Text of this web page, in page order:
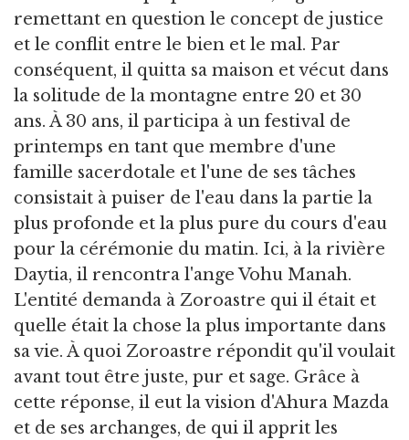
remettant en question le concept de justice
et le conflit entre le bien et le mal. Par
conséquent, il quitta sa maison et vécut dans
la solitude de la montagne entre 20 et 30
ans. À 30 ans, il participa à un festival de
printemps en tant que membre d'une
famille sacerdotale et l'une de ses tâches
consistait à puiser de l'eau dans la partie la
plus profonde et la plus pure du cours d'eau
pour la cérémonie du matin. Ici, à la rivière
Daytia, il rencontra l'ange Vohu Manah.
L'entité demanda à Zoroastre qui il était et
quelle était la chose la plus importante dans
sa vie. À quoi Zoroastre répondit qu'il voulait
avant tout être juste, pur et sage. Grâce à
cette réponse, il eut la vision d'Ahura Mazda
et de ses archanges, de qui il apprit les